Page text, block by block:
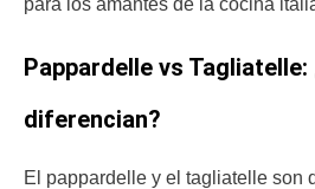
Pappardelle vs Tagliatelle:
diferencian?
El pappardelle y el tagliatelle son